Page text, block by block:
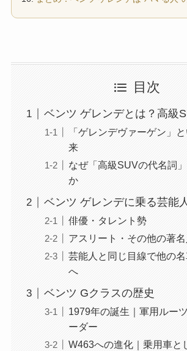
目次
ベンツ ゲレンデとは？高級
「ゲレンデヴァーゲン」
来
なぜ「高級SUVの代名詞
か
ベンツ ゲレンデに乗る芸能
俳優・タレント勢
アスリート・その他の著名
芸能人と同じ目線で他の
へ
ベンツ Gクラスの歴史
1979年の誕生｜軍用ルー
ーダー
W463への進化｜乗用車と